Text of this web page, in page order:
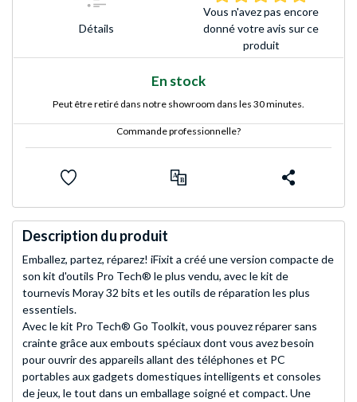
Détails
Vous n'avez pas encore
donné votre avis sur ce
produit
En stock
Peut être retiré dans notre showroom dans les 30 minutes.
Commande professionnelle?
Description du produit
Emballez, partez, réparez! iFixit a créé une version compacte de
son kit d'outils Pro Tech® le plus vendu, avec le kit de
tournevis Moray 32 bits et les outils de réparation les plus
essentiels.
Avec le kit Pro Tech® Go Toolkit, vous pouvez réparer sans
crainte grâce aux embouts spéciaux dont vous avez besoin
pour ouvrir des appareils allant des téléphones et PC
portables aux gadgets domestiques intelligents et consoles
de jeux, le tout dans un emballage soigné et compact. Une